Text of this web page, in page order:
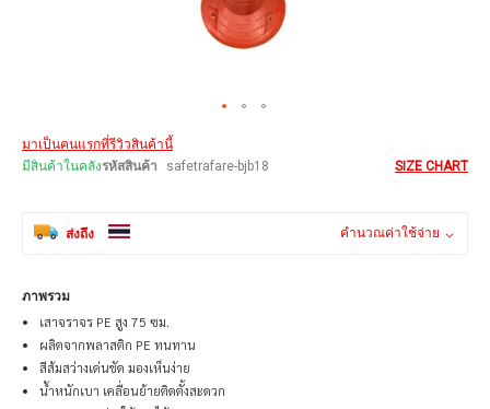
images
มาเป็นคนแรกที่รีวิวสินค้านี้
มีสินค้าในคลังรหัสสินค้า safetrafare-bjb18 SIZE CHART
ส่งถึง คำนวณค่าใช้จ่าย
ภาพรวม
เสาจราจร PE สูง 75 ซม.
ผลิตจากพลาสติก PE ทนทาน
สีส้มสว่างเด่นชัด มองเห็นง่าย
น้ำหนักเบา เคลื่อนย้ายติดตั้งสะดวก